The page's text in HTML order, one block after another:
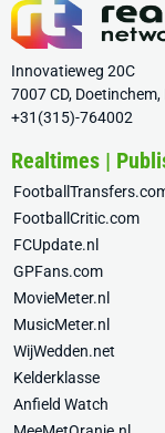
Innovatieweg 20C
7007 CD,
+31(315)-764002
Realtimes |
FootballCritic.com
FCUpdate.nl
GPFans.com
MovieMeter.nl
MusicMeter.nl
WijWedden.net
Kelderklasse
Anfield Watch